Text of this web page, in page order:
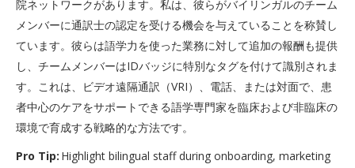
院ネットワークがあります。私は、彼らがバイリンガルのチーム
メンバーに通訳士の認定を受ける機会を与えていることを称賛し
ています。彼らは語学力を使った業務に対して追加の報酬も提供
し、チームメンバーはIDバッジに特別なタグを付けて識別されま
す。これは、ビデオ遠隔通訳（VRI）、電話、または対面で、患
者中心のケアをサポートできる語学専門家を臨床および非臨床の
環境で育成する戦略的な方法です。
Pro Tip: Highlight bilingual staff during onboarding, marketing